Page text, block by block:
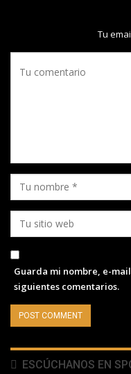
Tu
Guarda mi nombre, e-
siguientes comentarios.
ESCÚCHANOS EN